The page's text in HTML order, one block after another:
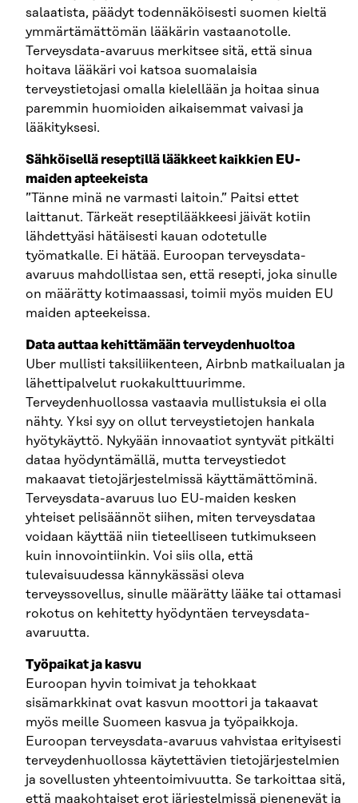
salaatista, päädyt todennäköisesti suomen kieltä
ymmärtämättömän lääkärin vastaanotolle.
Terveysdata-avaruus merkitsee sitä, että sinua
hoitava lääkäri voi katsoa suomalaisia
terveystietojasi omalla kielellään ja hoitaa sinua
paremmin huomioiden aikaisemmat vaivasi ja
lääkityksesi.
Sähköisellä reseptillä lääkkeet kaikkien EU-
maiden apteekeista
”Tänne minä ne varmasti laitoin.” Paitsi ettet
laittanut. Tärkeät reseptilääkkeesi jäivät kotiin
lähdettyäsi hätäisesti kauan odotetulle
työmatkalle. Ei hätää. Euroopan terveysdata-
avaruus mahdollistaa sen, että resepti, joka sinulle
on määrätty kotimaassasi, toimii myös muiden EU
maiden apteekeissa.
Data auttaa kehittämään terveydenhuoltoa
Uber mullisti taksiliikenteen, Airbnb matkailualan ja
lähettipalvelut ruokakulttuurimme.
Terveydenhuollossa vastaavia mullistuksia ei olla
nähty. Yksi syy on ollut terveystietojen hankala
hyötykäyttö. Nykyään innovaatiot syntyvät pitkälti
dataa hyödyntämällä, mutta terveystiedot
makaavat tietojärjestelmissä käyttämättöminä.
Terveysdata-avaruus luo EU-maiden kesken
yhteiset pelisäännöt siihen, miten terveysdataa
voidaan käyttää niin tieteelliseen tutkimukseen
kuin innovointiinkin. Voi siis olla, että
tulevaisuudessa kännykässäsi oleva
terveyssovellus, sinulle määrätty lääke tai ottamasi
rokotus on kehitetty hyödyntäen terveysdata-
avaruutta.
Työpaikat ja kasvu
Euroopan hyvin toimivat ja tehokkaat
sisämarkkinat ovat kasvun moottori ja takaavat
myös meille Suomeen kasvua ja työpaikkoja.
Euroopan terveysdata-avaruus vahvistaa erityisesti
terveydenhuollossa käytettävien tietojärjestelmien
ja sovellusten yhteentoimivuutta. Se tarkoittaa sitä,
että maakohtaiset erot järjestelmissä pienenevät ja